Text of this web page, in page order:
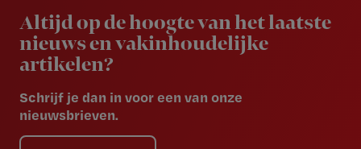
Altijd op de hoogte van het laatste
nieuws en vakinhoudelijke
artikelen?
Schrijf je dan in voor een van onze
nieuwsbrieven.